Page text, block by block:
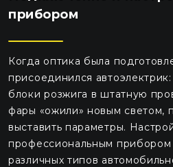
прибором
Когда оптика была
присоединился
блоки розжига в штатную
фары «ожили» новым светом,
выставить параметры.
профессиональным прибором
различных типов